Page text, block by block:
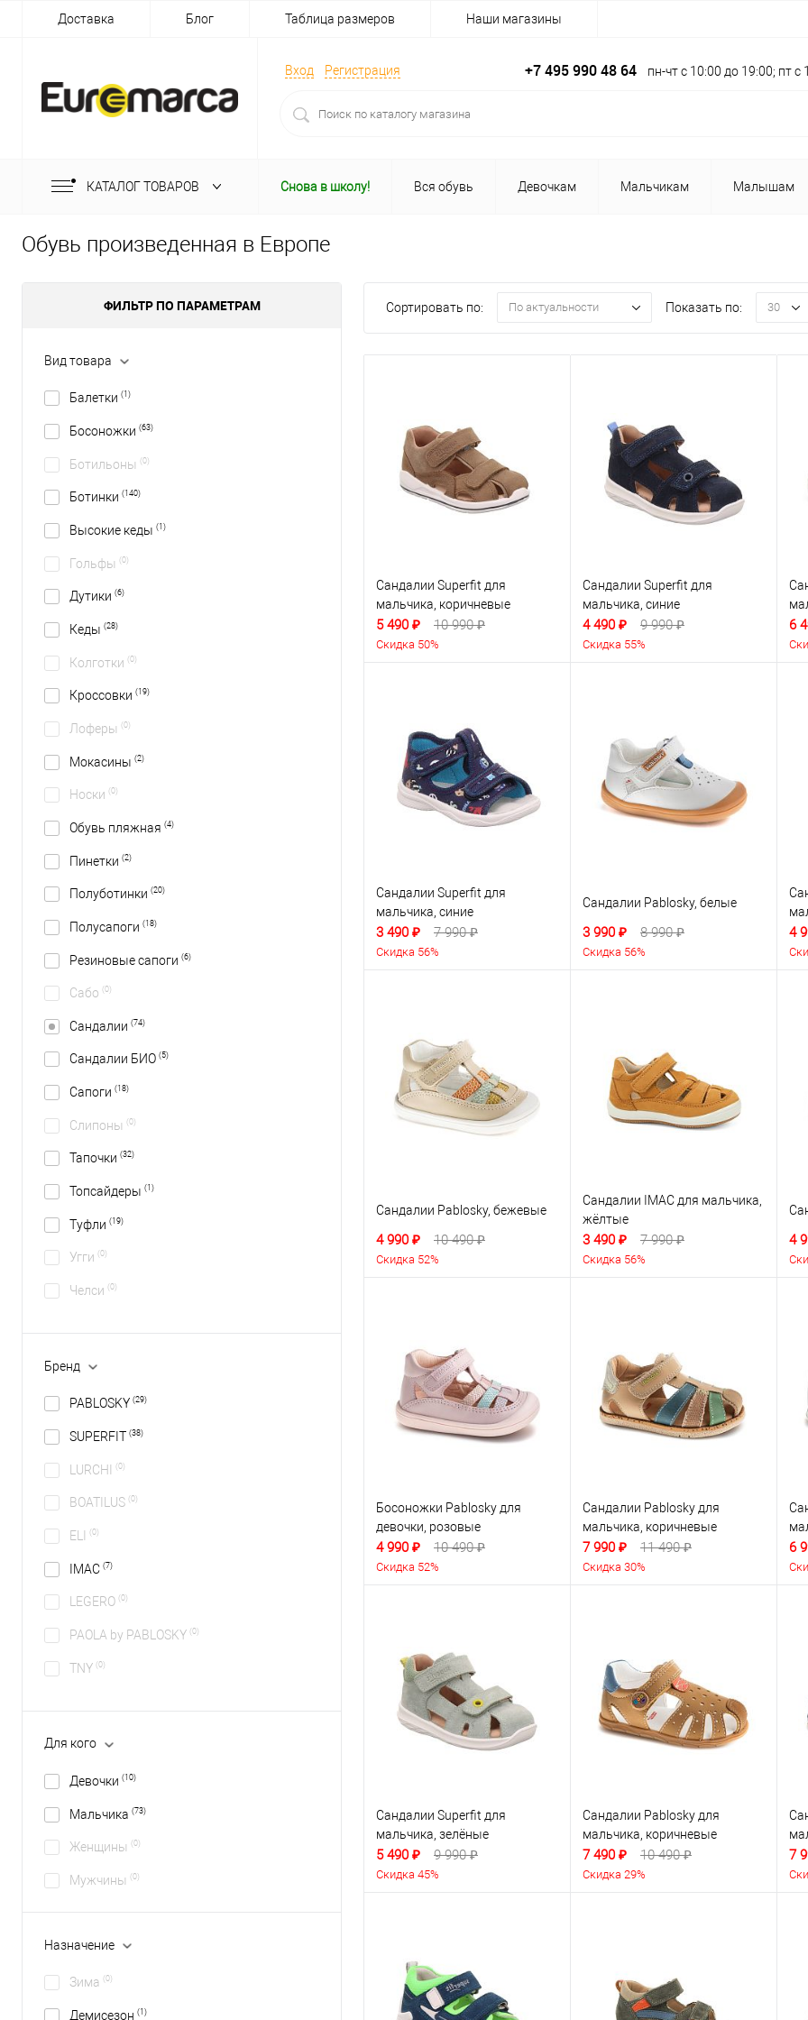
Доставка Блог Таблица размеров Наши магазины
Вход Регистрация +7 495 990 48 64 пн-чт с 10:00 до 19:00; пт
КАТАЛОГ ТОВАРОВ Снова в школу! Вся обувь Девочкам Мальчикам Малышам
Обувь произведенная в Европе
ФИЛЬТР ПО ПАРАМЕТРАМ
Вид товара
Балетки (1)
Босоножки (63)
Ботильоны (0)
Ботинки (140)
Высокие кеды (1)
Гольфы (0)
Дутики (6)
Кеды (28)
Колготки (0)
Кроссовки (19)
Лоферы (0)
Мокасины (2)
Носки (0)
Обувь пляжная (4)
Пинетки (2)
Полуботинки (20)
Полусапоги (18)
Резиновые сапоги (6)
Сабо (0)
Сандалии (74)
Сандалии БИО (5)
Сапоги (18)
Слипоны (0)
Тапочки (32)
Топсайдеры (1)
Туфли (19)
Угги (0)
Челси (0)
Бренд
PABLOSKY (29)
SUPERFIT (38)
LURCHI (0)
BOATILUS (0)
ELI (0)
IMAC (7)
LEGERO (0)
PAOLA by PABLOSKY (0)
TNY (0)
Для кого
Девочки (10)
Мальчика (73)
Женщины (0)
Мужчины (0)
Назначение
Зима (0)
Демисезон (1)
Сортировать по: По актуальности Показать по: 30
Сандалии Superfit для
мальчика, коричневые
5 490 ₽ 10 990 ₽
Скидка 50%
Сандалии Superfit для
мальчика, синие
4 490 ₽ 9 990 ₽
Скидка 55%
6
Сандалии Superfit для
мальчика, синие
3 490 ₽ 7 990 ₽
Скидка 56%
Сандалии Pablosky, белые
3 990 ₽ 8 990 ₽
Скидка 56%
4
Сандалии Pablosky, бежевые
4 990 ₽ 10 490 ₽
Скидка 52%
Сандалии IMAC для мальчика,
жёлтые
3 490 ₽ 7 990 ₽
Скидка 56%
4
Босоножки Pablosky для
девочки, розовые
4 990 ₽ 10 490 ₽
Скидка 52%
Сандалии Pablosky для
мальчика, коричневые
7 990 ₽ 11 490 ₽
Скидка 30%
6
Сандалии Superfit для
мальчика, зелёные
5 490 ₽ 9 990 ₽
Скидка 45%
Сандалии Pablosky для
мальчика, коричневые
7 490 ₽ 10 490 ₽
Скидка 29%
7